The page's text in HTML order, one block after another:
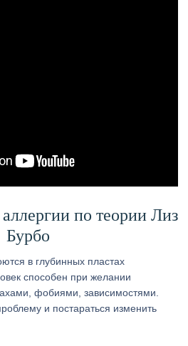
по теории Лиз
Бурбо
в глубинных пластах
способен при желании
фобиями, зависимостями.
и постараться изменить